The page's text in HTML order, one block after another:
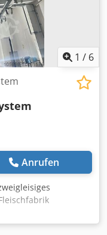
1 / 6
Anrufen